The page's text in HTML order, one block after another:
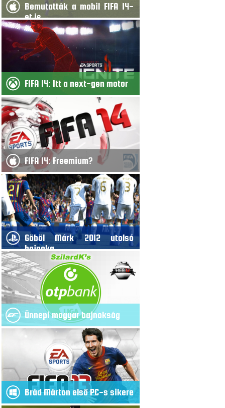
Bemutatták a mobil FIFA 14-
et is
FIFA 14: Itt a next-gen motor
FIFA 14: Freemium?
Göböl Márk 2012 utolsó
bajnoka
Ünnepi magyar bajnokság
Brád Márton első PC-s sikere